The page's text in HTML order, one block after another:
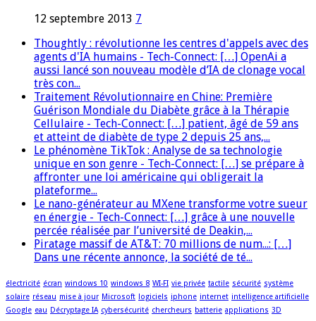
12 septembre 2013 7
Thoughtly : révolutionne les centres d'appels avec des
agents d'IA humains - Tech-Connect: […] OpenAi a
aussi lancé son nouveau modèle d’IA de clonage vocal
très con...
Traitement Révolutionnaire en Chine: Première
Guérison Mondiale du Diabète grâce à la Thérapie
Cellulaire - Tech-Connect: […] patient, âgé de 59 ans
et atteint de diabète de type 2 depuis 25 ans,...
Le phénomène TikTok : Analyse de sa technologie
unique en son genre - Tech-Connect: […] se prépare à
affronter une loi américaine qui obligerait la
plateforme...
Le nano-générateur au MXene transforme votre sueur
en énergie - Tech-Connect: […] grâce à une nouvelle
percée réalisée par l’université de Deakin,...
Piratage massif de AT&T: 70 millions de num...: […]
Dans une récente annonce, la société de té...
électricité écran windows 10 windows 8 WI-FI vie privée tactile sécurité système
solaire réseau mise à jour Microsoft logiciels iphone internet intelligence artificielle
Google eau Décryptage IA cybersécurité chercheurs batterie applications 3D